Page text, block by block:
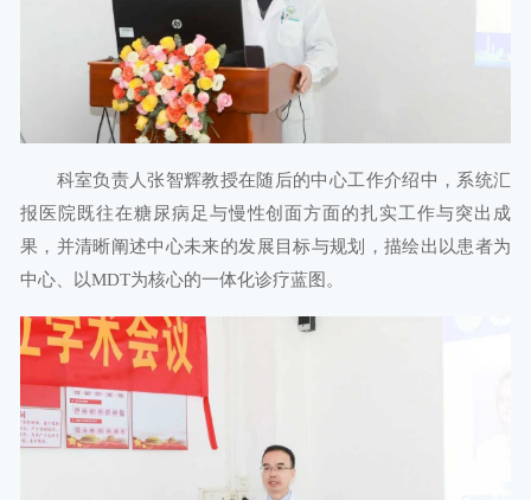
科室负责人张智辉教授在随后的中心工作介绍中，系统汇
报医院既往在糖尿病足与慢性创面方面的扎实工作与突出成
果，并清晰阐述中心未来的发展目标与规划，描绘出以患者为
中心、以MDT为核心的一体化诊疗蓝图。